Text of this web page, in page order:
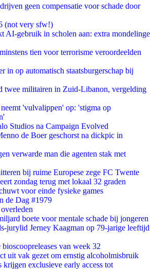
geen compensatie voor schade door
(not very sfw!)
AI-gebruik in scholen aan: extra mondelinge
tien voor terrorisme veroordeelden
in op automatisch staatsburgerschap bij
twee militairen in Zuid-Libanon, vergelding
'vulvalippen' op: 'stigma op
Studios na Campaign Evolved
de Boer geschorst na dickpic in
verwarde man die agenten stak met
bij ruime Europese zege FC Twente
zondag terug met lokaal 32 graden
voor einde fysieke games
de Dag #1979
boete voor mentale schade bij jongeren
jurylid Jerney Kaagman op 79-jarige leeftijd
van week 32
uit vak gezet om ernstig alcoholmisbruik
krijgen exclusieve early access tot